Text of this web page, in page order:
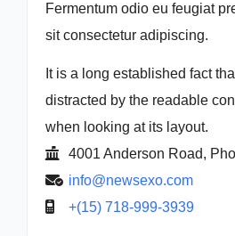
Fermentum odio eu feugiat
sit consectetur adipiscing.
It is a long established fact
distracted by the readable
when looking at its layout.
4001 Anderson Road,
info@newsexo.com
+(15) 718-999-3939